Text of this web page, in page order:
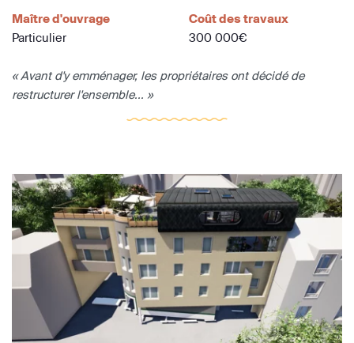
Maître d'ouvrage
Particulier
Coût des travaux
300 000€
« Avant d'y emménager, les propriétaires ont décidé de
restructurer l'ensemble... »